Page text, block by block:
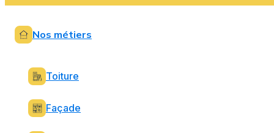
Nos métiers
Toiture
Façade